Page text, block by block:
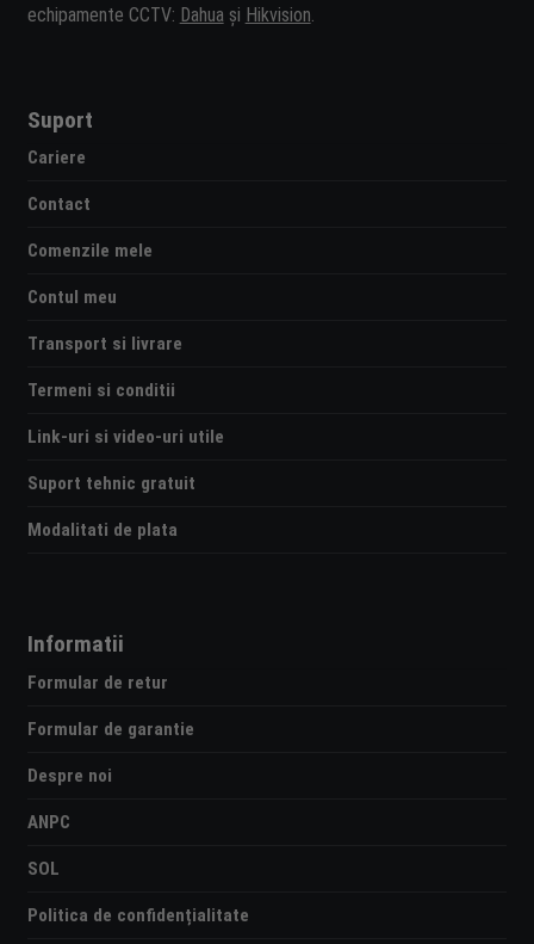
echipamente CCTV: Dahua și Hikvision.
Suport
Cariere
Contact
Comenzile mele
Contul meu
Transport si livrare
Termeni si conditii
Link-uri si video-uri utile
Suport tehnic gratuit
Modalitati de plata
Informatii
Formular de retur
Formular de garantie
Despre noi
ANPC
SOL
Politica de confidențialitate